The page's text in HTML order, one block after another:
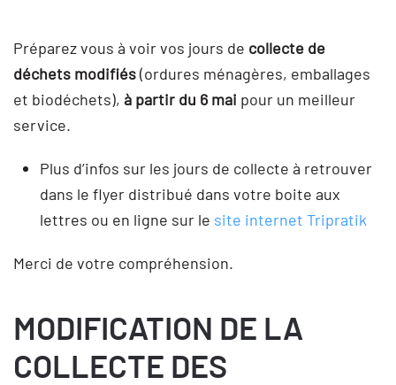
Préparez vous à voir vos jours de collecte de
déchets modifiés(ordures ménagères, emballages
et biodéchets), à partir du 6 mai pour un meilleur
service.
Plus d’infos sur les jours de collecte à retrouver
dans le flyer distribué dans votre boite aux
lettres ou en ligne sur le site internet Tripratik
Merci de votre compréhension.
MODIFICATION DE LA
COLLECTE DES